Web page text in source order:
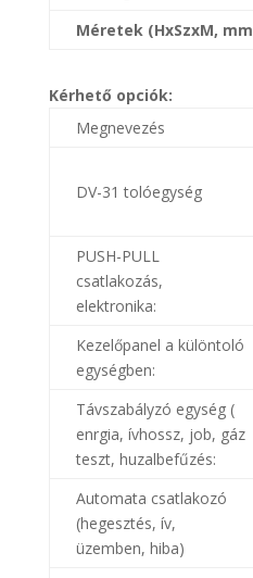
Méretek (HxSzxM, mm
Kérhető opciók:
Megnevezés
DV-31 tolóegység
PUSH-PULL
csatlakozás,
elektronika:
Kezelőpanel a különtoló
egységben:
Távszabályzó egység (
enrgia, ívhossz, job, gáz
teszt, huzalbefűzés:
Automata csatlakozó
(hegesztés, ív,
üzemben, hiba)